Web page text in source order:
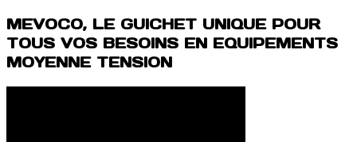
MEVOCO, LE GUICHET UNIQUE POUR
TOUS VOS BESOINS EN EQUIPEMENTS
MOYENNE TENSION